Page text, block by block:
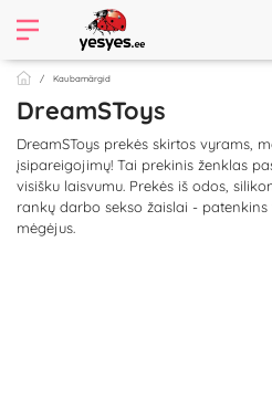
Kaubamärgid
DreamSToys
DreamSToys prekės skirtos vyrams,
įsipareigojimų! Tai prekinis ženklas
visišku laisvumu. Prekės iš odos,
rankų darbo sekso žaislai -
mėgėjus.